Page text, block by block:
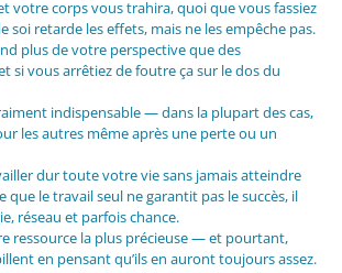
votre corps vous trahira, quoi que vous fassiez
retarde les effets, mais ne les empêche pas.
plus de votre perspective que des
si vous arrêtiez de foutre ça sur le dos du
indispensable — dans la plupart des cas,
les autres même après une perte ou un
dur toute votre vie sans jamais atteindre
que le travail seul ne garantit pas le succès, il
réseau et parfois chance.
ressource la plus précieuse — et pourtant,
en pensant qu’ils en auront toujours assez.